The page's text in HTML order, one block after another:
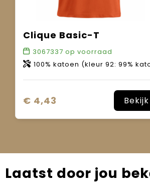
Clique Basic-T
3067337 op voorraad
100% katoen (kleur 92: 99% katoen, 1% viscose / kleur 95: 85% katoen, 15% viscose / kleur 955: 60% katoen, 40%
€ 4,43 Bekijk
Laatst door jou